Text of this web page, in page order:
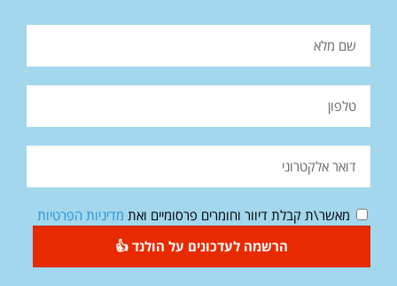
מאשר\ת קבלת דיוור וחומרים פרסומיים ואת מדיניות הפרטיות
הרשמה לעדכונים על הולנד 👍